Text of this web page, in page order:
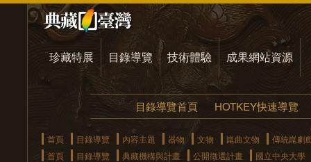
珍藏特展 目錄導覽 技術體驗 成果網站資源
目錄導覽首頁 HOTKEY快速導覽
首頁 目錄導覽 內容主題 器物 文物 崑曲文物
傳統崑劇
首頁
目錄導覽 典藏機構與計畫 公開徵選計畫 國立中央大學